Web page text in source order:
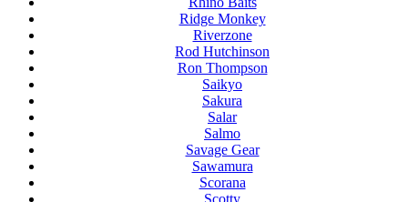
Ridge Monkey
Riverzone
Rod Hutchinson
Ron Thompson
Saikyo
Sakura
Salar
Salmo
Savage Gear
Sawamura
Scorana